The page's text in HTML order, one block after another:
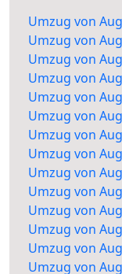
Umzug von
Umzug von
Umzug von
Umzug von
Umzug von
Umzug von
Umzug von
Umzug von
Umzug von
Umzug von
Umzug von
Umzug von
Umzug von
Umzug von